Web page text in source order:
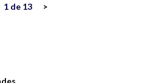
1 de 13
>